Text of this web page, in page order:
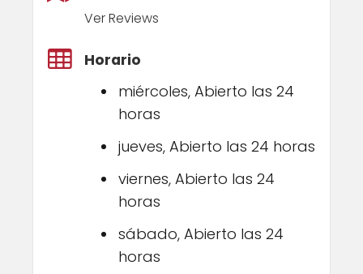
Ver Reviews
Horario
miércoles, Abierto las 24
horas
jueves, Abierto las 24 horas
viernes, Abierto las 24
horas
sábado, Abierto las 24
horas